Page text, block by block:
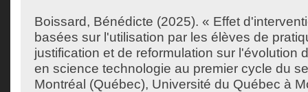
Boissard, Bénédicte (2025). « Effet
basées sur l'utilisation par les élèves de
justification et de reformulation sur l'évolution
en science technologie au premier cycle du
Montréal (Québec), Université du Québec à